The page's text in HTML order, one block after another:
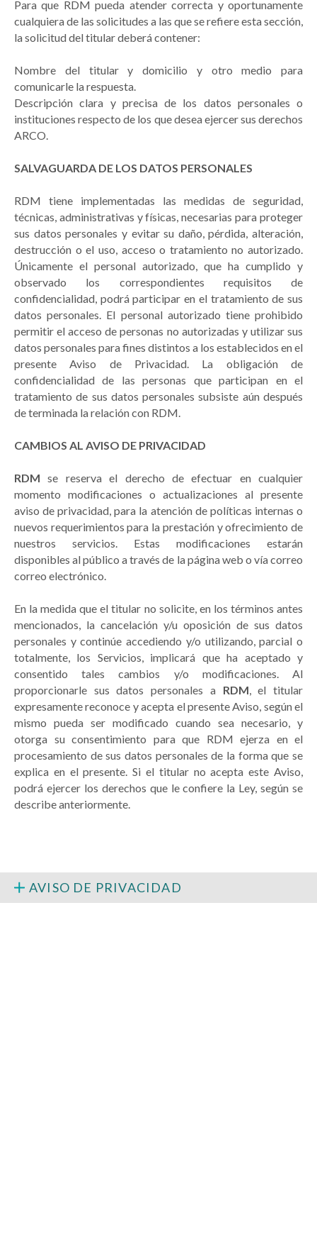
Para que RDM pueda atender correcta y oportunamente
cualquiera de las solicitudes a las que se refiere esta sección,
la solicitud del titular deberá contener:
Nombre del titular y domicilio y otro medio para
comunicarle la respuesta.
Descripción clara y precisa de los datos personales o
instituciones respecto de los que desea ejercer sus derechos
ARCO.
SALVAGUARDA DE LOS DATOS PERSONALES
RDM tiene implementadas las medidas de seguridad,
técnicas, administrativas y físicas, necesarias para proteger
sus datos personales y evitar su daño, pérdida, alteración,
destrucción o el uso, acceso o tratamiento no autorizado.
Únicamente el personal autorizado, que ha cumplido y
observado los correspondientes requisitos de
confidencialidad, podrá participar en el tratamiento de sus
datos personales. El personal autorizado tiene prohibido
permitir el acceso de personas no autorizadas y utilizar sus
datos personales para fines distintos a los establecidos en el
presente Aviso de Privacidad. La obligación de
confidencialidad de las personas que participan en el
tratamiento de sus datos personales subsiste aún después
de terminada la relación con RDM.
CAMBIOS AL AVISO DE PRIVACIDAD
RDM se reserva el derecho de efectuar en cualquier
momento modificaciones o actualizaciones al presente
aviso de privacidad, para la atención de políticas internas o
nuevos requerimientos para la prestación y ofrecimiento de
nuestros servicios. Estas modificaciones estarán
disponibles al público a través de la página web o vía correo
correo electrónico.
En la medida que el titular no solicite, en los términos antes
mencionados, la cancelación y/u oposición de sus datos
personales y continúe accediendo y/o utilizando, parcial o
totalmente, los Servicios, implicará que ha aceptado y
consentido tales cambios y/o modificaciones. Al
proporcionarle sus datos personales a RDM , el titular
expresamente reconoce y acepta el presente Aviso, según el
mismo pueda ser modificado cuando sea necesario, y
otorga su consentimiento para que RDM ejerza en el
procesamiento de sus datos personales de la forma que se
explica en el presente. Si el titular no acepta este Aviso,
podrá ejercer los derechos que le confiere la Ley, según se
describe anteriormente.
AVISO DE PRIVACIDAD